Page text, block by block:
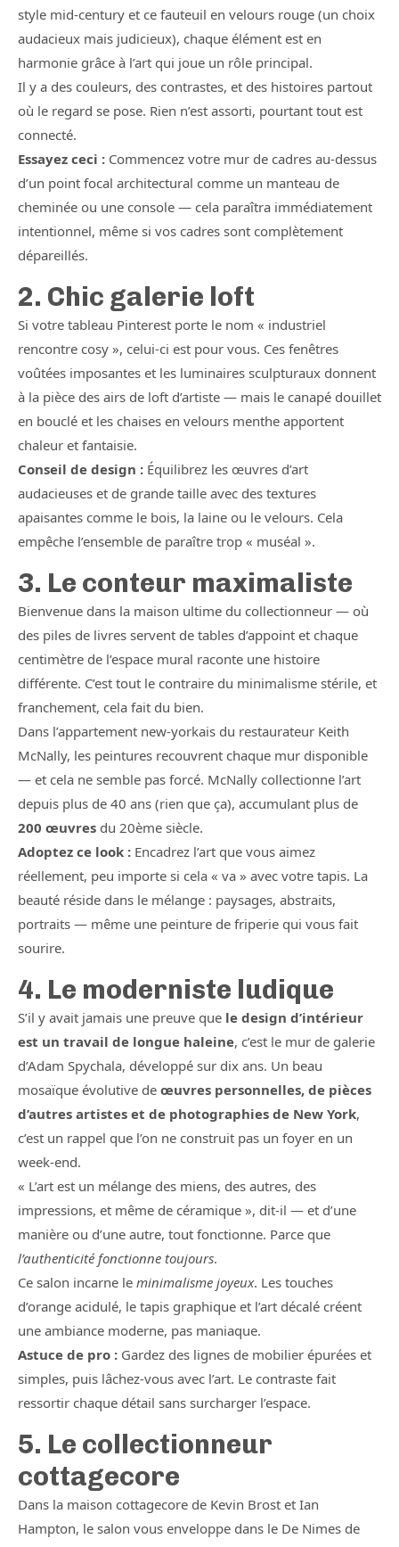
style mid-century et ce fauteuil en velours rouge (un choix
audacieux mais judicieux), chaque élément est en
harmonie grâce à l’art qui joue un rôle principal.
Il y a des couleurs, des contrastes, et des histoires partout
où le regard se pose. Rien n’est assorti, pourtant tout est
connecté.
Essayez ceci : Commencez votre mur de cadres au-dessus
d’un point focal architectural comme un manteau de
cheminée ou une console — cela paraîtra immédiatement
intentionnel, même si vos cadres sont complètement
dépareillés.
2. Chic galerie loft
Si votre tableau Pinterest porte le nom « industriel
rencontre cosy », celui-ci est pour vous. Ces fenêtres
voûtées imposantes et les luminaires sculpturaux donnent
à la pièce des airs de loft d’artiste — mais le canapé douillet
en bouclé et les chaises en velours menthe apportent
chaleur et fantaisie.
Conseil de design : Équilibrez les œuvres d’art
audacieuses et de grande taille avec des textures
apaisantes comme le bois, la laine ou le velours. Cela
empêche l’ensemble de paraître trop « muséal ».
3. Le conteur maximaliste
Bienvenue dans la maison ultime du collectionneur — où
des piles de livres servent de tables d’appoint et chaque
centimètre de l’espace mural raconte une histoire
différente. C’est tout le contraire du minimalisme stérile, et
franchement, cela fait du bien.
Dans l’appartement new-yorkais du restaurateur Keith
McNally, les peintures recouvrent chaque mur disponible
— et cela ne semble pas forcé. McNally collectionne l’art
depuis plus de 40 ans (rien que ça), accumulant plus de
200 œuvres du 20ème siècle.
Adoptez ce look : Encadrez l’art que vous aimez
réellement, peu importe si cela « va » avec votre tapis. La
beauté réside dans le mélange : paysages, abstraits,
portraits — même une peinture de friperie qui vous fait
sourire.
4. Le moderniste ludique
S’il y avait jamais une preuve que le design d’intérieur
est un travail de longue haleine, c’est le mur de galerie
d’Adam Spychala, développé sur dix ans. Un beau
mosaïque évolutive de œuvres personnelles, de pièces
d’autres artistes et de photographies de New York,
c’est un rappel que l’on ne construit pas un foyer en un
week-end.
« L’art est un mélange des miens, des autres, des
impressions, et même de céramique », dit-il — et d’une
manière ou d’une autre, tout fonctionne. Parce que
l’authenticité fonctionne toujours.
Ce salon incarne le minimalisme joyeux. Les touches
d’orange acidulé, le tapis graphique et l’art décalé créent
une ambiance moderne, pas maniaque.
Astuce de pro : Gardez des lignes de mobilier épurées et
simples, puis lâchez-vous avec l’art. Le contraste fait
ressortir chaque détail sans surcharger l’espace.
5. Le collectionneur
cottagecore
Dans la maison cottagecore de Kevin Brost et Ian
Hampton, le salon vous enveloppe dans le De Nimes de